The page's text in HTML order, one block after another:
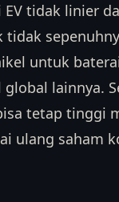
tidak linier
untuk
lainnya.
tetap tinggi
ulang saham